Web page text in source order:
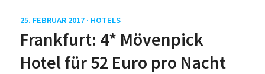
25. FEBRUAR 2017 · HOTELS
Frankfurt: 4* Mövenpick
Hotel für 52 Euro pro Nacht